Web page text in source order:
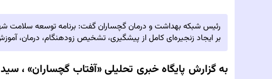
رئیس شبکه بهداشت و درمان گچساران گفت: برنامه توسعه سلامت
بر ایجاد زنجیره‌ای کامل از پیشگیری، تشخیص زودهنگام، درمان،
به گزارش پایگاه خبری تحلیلی‌«آفتاب گچساران» ،